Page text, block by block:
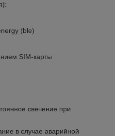
(ble)
SIM-карты
свечение при
в случае аварийной